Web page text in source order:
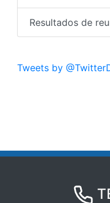
Resultados de
Tweets by